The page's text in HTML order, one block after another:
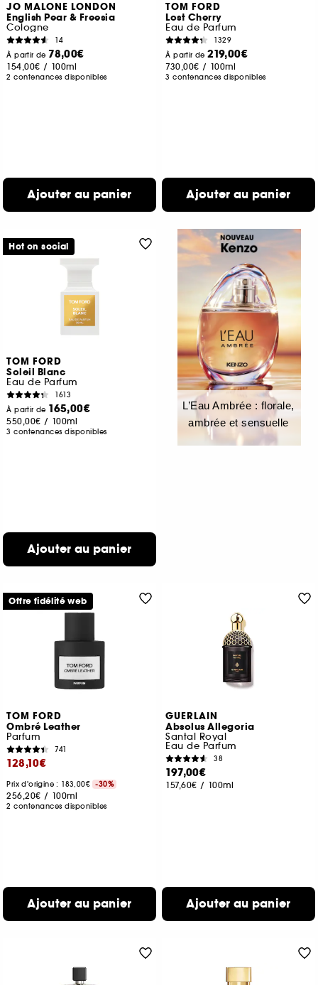
JO MALONE LONDON
English Pear & Freesia
Cologne
14
À partir de 78,00€
154,00€ / 100ml
2 contenances disponibles
Ajouter au panier
TOM FORD
Lost Cherry
Eau de Parfum
1329
À partir de219,00€
730,00€ / 100ml
3 contenances disponibles
Ajouter au panier
TOM FORD
Soleil Blanc
Eau de Parfum
1613
À partir de 165,00€
550,00€ / 100ml
3 contenances disponibles
Ajouter au panier
Hot on social
L’Eau Ambrée : florale,
ambrée et sensuelle
TOM FORD
Ombré Leather
Parfum
741
128,10€
Prix d'origine : 183,00€ -30%
256,20€ / 100ml
2 contenances disponibles
Ajouter au panier
Offre fidélité web
GUERLAIN
Absolus Allegoria
Santal Royal
Eau de Parfum
38
197,00€
157,60€ / 100ml
Ajouter au panier